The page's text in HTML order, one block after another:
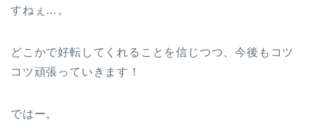
すねぇ…。
どこかで好転してくれることを信じつつ、今後もコツ
コツ頑張っていきます！
ではー。